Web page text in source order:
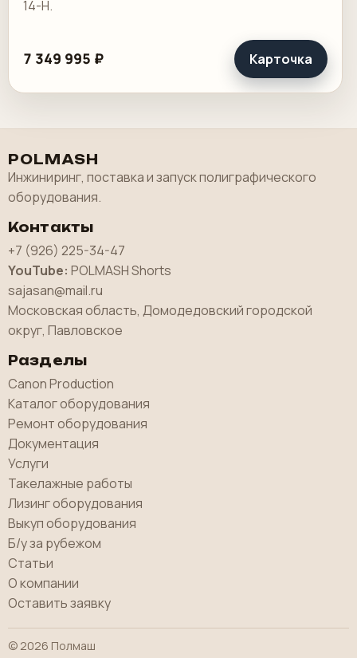
14-H.
7 349 995 ₽ Карточка
POLMASH
Инжиниринг, поставка и запуск полиграфического
оборудования.
Контакты
+7 (926) 225-34-47
YouTube: POLMASH Shorts
sajasan@mail.ru
Московская область, Домодедовский городской
округ, Павловское
Разделы
Canon Production
Каталог оборудования
Ремонт оборудования
Документация
Услуги
Такелажные работы
Лизинг оборудования
Выкуп оборудования
Б/у за рубежом
Статьи
О компании
Оставить заявку
© 2026 Полмаш